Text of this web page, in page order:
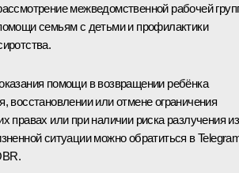
межведомственной рабочей
семьям с детьми и профилактики
помощи в возвращении ребёнка
восстановлении или отмене ограничения
правах или при наличии риска разлучения
ситуации можно обратиться в